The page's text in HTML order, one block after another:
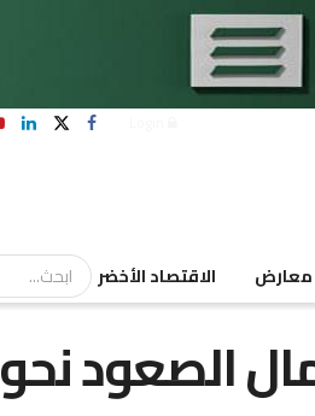
معارض الاقتصاد الأخضر
الصعود نحو